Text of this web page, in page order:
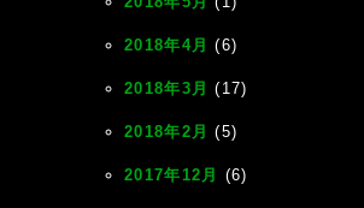
2018年4月 (6)
2018年3月 (17)
2018年2月 (5)
2017年12月 (6)